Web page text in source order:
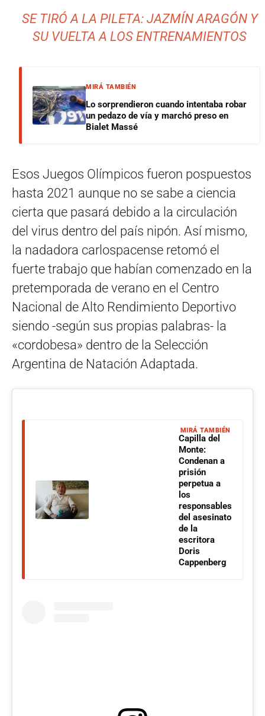
SE TIRÓ A LA PILETA: JAZMÍN ARAGÓN Y
SU VUELTA A LOS ENTRENAMIENTOS
MIRÁ TAMBIÉN
Lo sorprendieron cuando intentaba robar
un pedazo de vía y marchó preso en
Bialet Massé
Esos Juegos Olímpicos fueron pospuestos
hasta 2021 aunque no se sabe a ciencia
cierta que pasará debido a la circulación
del virus dentro del país nipón. Así mismo,
la nadadora carlospacense retomó el
fuerte trabajo que habían comenzado en la
pretemporada de verano en el Centro
Nacional de Alto Rendimiento Deportivo
siendo -según sus propias palabras- la
«cordobesa» dentro de la Selección
Argentina de Natación Adaptada.
MIRÁ TAMBIÉN
Capilla del
Monte:
Condenan a
prisión
perpetua a
los
responsables
del asesinato
de la
escritora
Doris
Cappenberg